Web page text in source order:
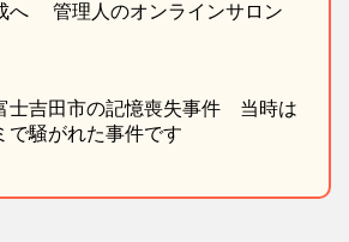
へ 管理人のオンラインサロン
士吉田市の記憶喪失事件 当時は
で騒がれた事件です